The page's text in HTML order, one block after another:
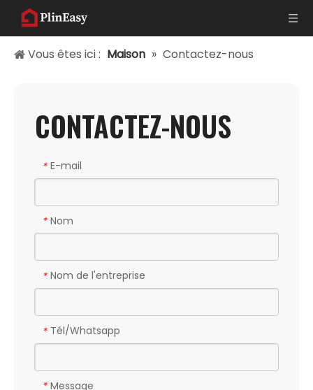
Vous êtes ici : Maison » Contactez-nous
CONTACTEZ-NOUS
* E-mail
* Nom
* Nom de l'entreprise
* Tél/Whatsapp
* Message